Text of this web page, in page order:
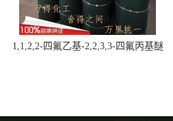
1,1,2,2-四氟乙基-2,2,3,3-四氟丙基醚